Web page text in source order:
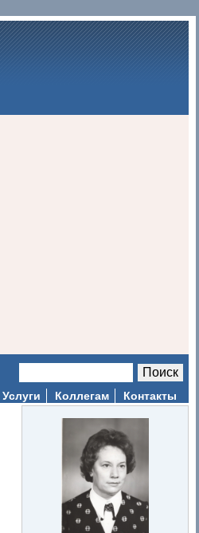
Форма поиска
Услуги Коллегам Контакты